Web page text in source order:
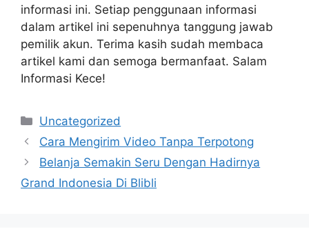
informasi ini. Setiap penggunaan informasi
dalam artikel ini sepenuhnya tanggung jawab
pemilik akun. Terima kasih sudah membaca
artikel kami dan semoga bermanfaat. Salam
Informasi Kece!
Categories
Uncategorized
Cara Mengirim Video Tanpa Terpotong
Belanja Semakin Seru Dengan Hadirnya
Grand Indonesia Di Blibli